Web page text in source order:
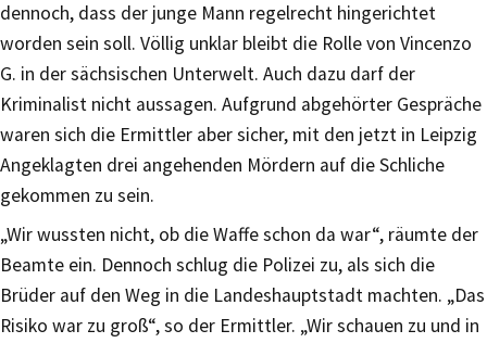
dennoch, dass der junge Mann regelrecht hingerichtet
worden sein soll. Völlig unklar bleibt die Rolle von Vincenzo
G. in der sächsischen Unterwelt. Auch dazu darf der
Kriminalist nicht aussagen. Aufgrund abgehörter Gespräche
waren sich die Ermittler aber sicher, mit den jetzt in Leipzig
Angeklagten drei angehenden Mördern auf die Schliche
gekommen zu sein.
„Wir wussten nicht, ob die Waffe schon da war“, räumte der
Beamte ein. Dennoch schlug die Polizei zu, als sich die
Brüder auf den Weg in die Landeshauptstadt machten. „Das
Risiko war zu groß“, so der Ermittler. „Wir schauen zu und in